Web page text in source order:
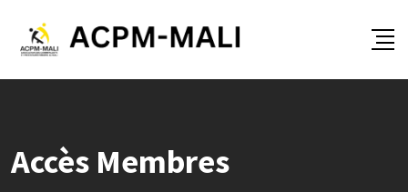
content
Accès Membres